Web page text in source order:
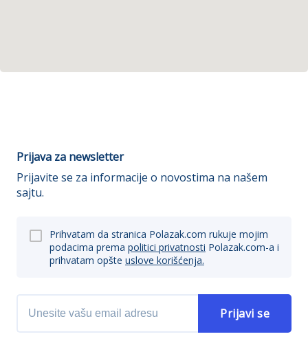
Prijava za newsletter
Prijavite se za informacije o novostima na našem
sajtu.
Prihvatam da stranica Polazak.com rukuje mojim
podacima prema politici privatnosti Polazak.com-a i
prihvatam opšte uslove korišćenja.
Prijavi se